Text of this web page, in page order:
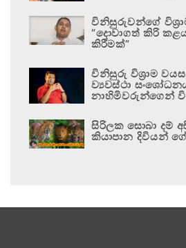
විනිසුරුවන්ගේ
“දොවාගත් කිරි
කිරීමක්”
විනිසුරු විශ්‍රාම
ව්‍යවස්ථා
නාහිමිවරුන්ගෙන්
සිරිලක සොබා දම්
කියාපාන දිවියන්